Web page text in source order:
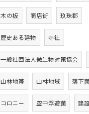
木の板 商店街 玖珠郡
歴史ある建物 寺社
一般社団法人微生物対策協会
山林地帯 山林地域 落下
コロニー 空中浮遊菌 建